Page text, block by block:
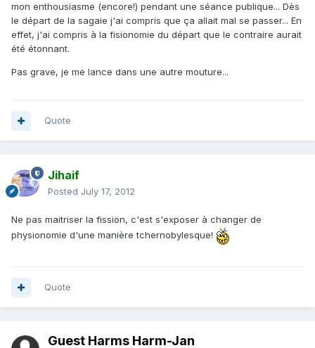
mon enthousiasme (encore!) pendant une séance publique... Dès
le départ de la sagaie j'ai compris que ça allait mal se passer... En
effet, j'ai compris à la fisionomie du départ que le contraire aurait
été étonnant.
Pas grave, je me lance dans une autre mouture...
Quote
Jihaif
Posted July 17, 2012
Ne pas maitriser la fission, c'est s'exposer à changer de
physionomie d'une manière tchernobylesque!
Quote
Guest Harms Harm-Jan